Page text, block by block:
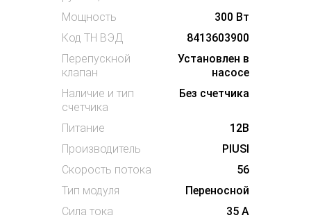
Мощность
300 Вт
Код ТН ВЭД
8413603900
Перепускной
клапан
Установлен в
насосе
Наличие и тип
счетчика
Без счетчика
Питание
12В
Производитель
PIUSI
Скорость потока
56
Тип модуля
Переносной
Сила тока
35 А